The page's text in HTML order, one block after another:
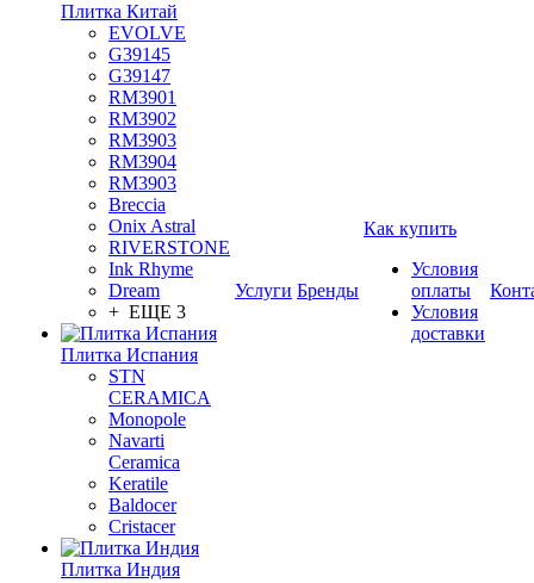
Плитка Китай
EVOLVE
G39145
G39147
RM3901
RM3902
RM3903
RM3904
RM3903
Breccia
Onix Astral
RIVERSTONE
Ink Rhyme
Dream
+ ЕЩЕ 3
Плитка Испания
STN
CERAMICA
Monopole
Navarti
Ceramica
Keratile
Baldocer
Cristacer
Плитка Индия
Услуги Бренды
Как купить
Условия
оплаты
Условия
доставки